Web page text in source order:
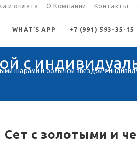
и оплата О Компании Контакты
WHAT’S APP +7 (991) 593-35-15
с
шарами и большой звездой с
Сет с золотыми и